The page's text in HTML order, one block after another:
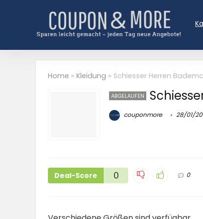
Home » Kleidung » Schiesser Herren
ABGELAUFEN
couponmore 28/01/
Deal-Score 0 0